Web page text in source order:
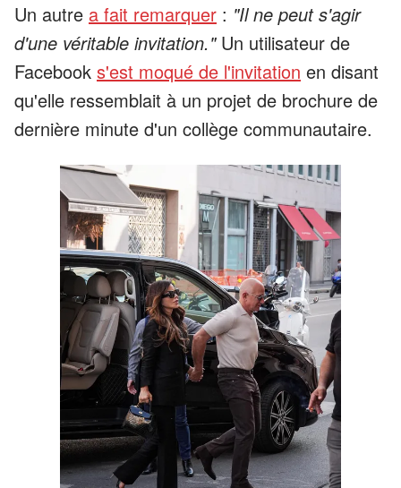
Un autre a fait remarquer : "Il ne peut s'agir
d'une véritable invitation."Un utilisateur de
Facebook s'est moqué de l'invitation en disant
qu'elle ressemblait à un projet de brochure de
dernière minute d'un collège communautaire.